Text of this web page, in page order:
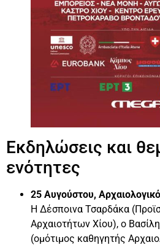
Εκδηλώσεις και
ενότητες
25 Αυγούστου,
Η Δέσποινα Τσαρδάκα
Αρχαιοτήτων Χίου), ο
(ομότιμος καθηγητής